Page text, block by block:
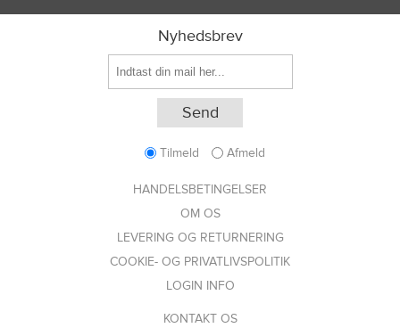
Nyhedsbrev
Tilmeld Afmeld
HANDELSBETINGELSER
OM OS
LEVERING OG RETURNERING
COOKIE- OG PRIVATLIVSPOLITIK
LOGIN INFO
KONTAKT OS